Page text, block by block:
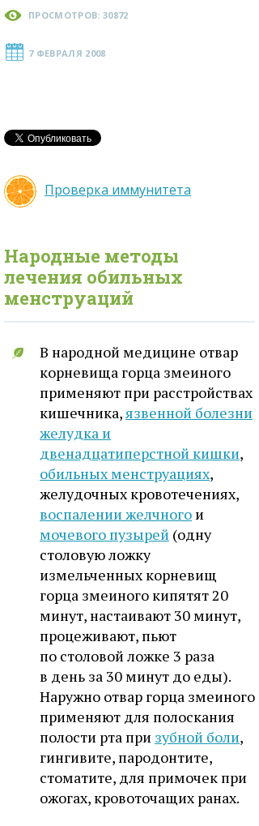
ПРОСМОТРОВ: 30872
7 ФЕВРАЛЯ 2008
Проверка иммунитета
Народные методы
лечения обильных
менструаций
В народной медицине отвар
корневища горца змеиного
применяют при расстройствах
кишечника,язвенной болезни
желудка и
двенадцатиперстной кишки,
обильных менструациях,
желудочных кровотечениях,
воспалении желчногои
мочевого пузырей (одну
столовую ложку
измельченных корневищ
горца змеиного кипятят 20
минут, настаивают 30 минут,
процеживают, пьют
по столовой ложке 3 раза
в день за 30 минут до еды).
Наружно отвар горца змеиного
применяют для полоскания
полости рта при зубной боли,
гингивите, пародонтите,
стоматите, для примочек при
ожогах, кровоточащих ранах.